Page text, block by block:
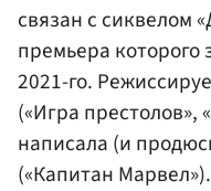
связан с сиквелом
премьера
2021-го.
(«Игра престолов»,
написала (и
(«Капитан Марвел»).